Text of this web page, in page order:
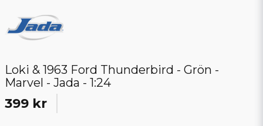
Loki & 1963 Ford Thunderbird - Grön -
Marvel - Jada - 1:24
399 kr